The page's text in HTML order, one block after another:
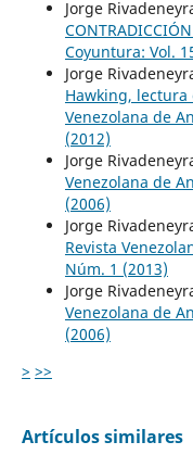
Jorge
CONTRADICCIÓN
Coyuntura: Vol.
Jorge
Hawking,
Venezolana de
(2012)
Jorge
Venezolana de
(2006)
Jorge
Revista
Núm. 1 (2013)
Jorge
Venezolana de
(2006)
> >>
Artículos similares